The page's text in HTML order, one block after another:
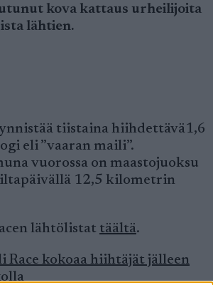
kova kattaus urheilijoita
lähtien.
tiistaina hiihdettävä1,6
eli ”vaaran maili”.
vuorossa on maastojuoksu
12,5 kilometrin
lähtölistat täältä.
Race kokoaa hiihtäjät jälleen